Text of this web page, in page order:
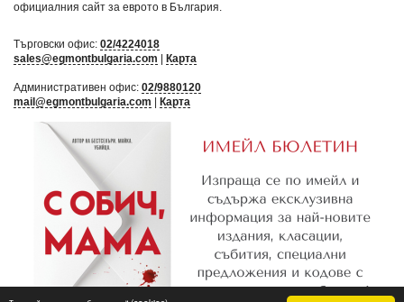
официалния сайт за еврото в България
Търговски офис: 02/4224018
sales@egmontbulgaria.com
Карта
Административен офис: 02/9880120
mail@egmontbulgaria.com
Карта